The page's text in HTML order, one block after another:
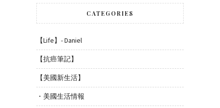
CATEGORIES
【Life】- Daniel
【抗癌筆記】
【美國新生活】
・美國生活情報